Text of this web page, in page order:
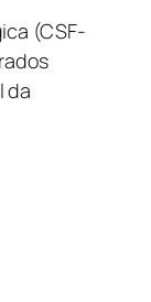
(CSF-
da